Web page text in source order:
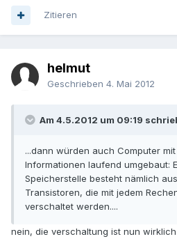
Zitieren
helmut
Geschrieben 4. Mai 2012
Am 4.5.2012 um 09:19
...dann würden auch Computer
Informationen laufend umgebaut:
Speicherstelle besteht nämlich
Transistoren, die mit jedem
verschaltet werden....
nein, die verschaltung ist nun